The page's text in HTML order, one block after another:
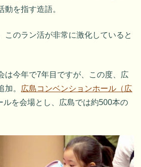
動を指す造語。
このラン活が非常に激化していると
は今年で7年目ですが、この度、広
加。 広島コンベンションホール（広
ルを会場とし、広島では約500本の